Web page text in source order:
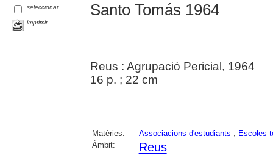
seleccionar
imprimir
Santo Tomás 1964
Reus : Agrupació Pericial, 1964
16 p. ; 22 cm
Matèries: Associacions d'estudiants ; Escoles
Àmbit:
Reus